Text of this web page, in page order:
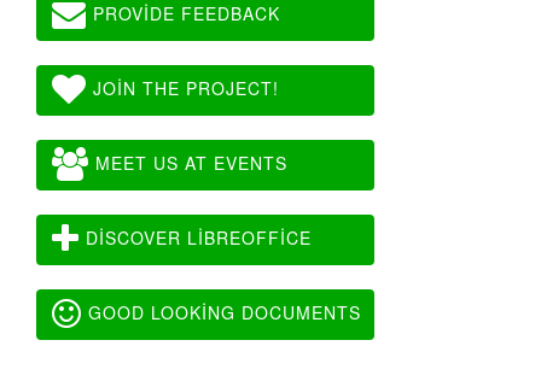
PROVIDE FEEDBACK
JOIN THE PROJECT!
MEET US AT EVENTS
DISCOVER LIBREOFFICE
GOOD LOOKING DOCUMENTS